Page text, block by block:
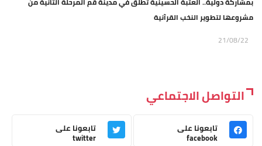
مشروعها لتطوير النخب القرآنية
21/08/22
التواصل الاجتماعي
تابعونا على
facebook
تابعونا على
twitter